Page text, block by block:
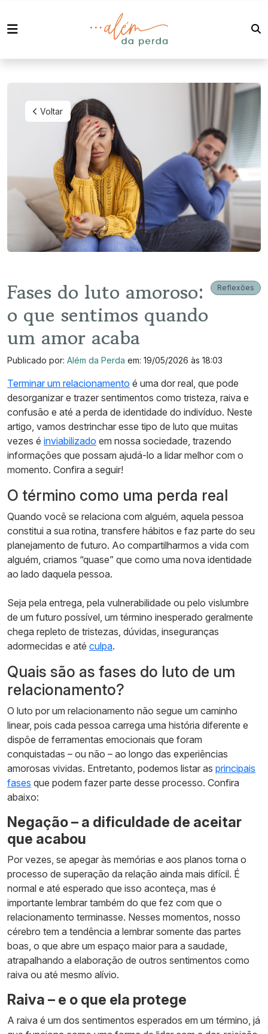
Voltar
Fases do luto amoroso:
o que sentimos quando
um amor acaba
Reflexões
Publicado por: Além da Perda em: 19/05/2026 às 18:03
Terminar um relacionamento é uma dor real, que pode
desorganizar e trazer sentimentos como tristeza, raiva e
confusão e até a perda de identidade do indivíduo. Neste
artigo, vamos destrinchar esse tipo de luto que muitas
vezes é inviabilizado em nossa sociedade, trazendo
informações que possam ajudá-lo a lidar melhor com o
momento. Confira a seguir!
O término como uma perda real
Quando você se relaciona com alguém, aquela pessoa
constitui a sua rotina, transfere hábitos e faz parte do seu
planejamento de futuro. Ao compartilharmos a vida com
alguém, criamos “quase” que como uma nova identidade
ao lado daquela pessoa.
Seja pela entrega, pela vulnerabilidade ou pelo vislumbre
de um futuro possível, um término inesperado geralmente
chega repleto de tristezas, dúvidas, inseguranças
adormecidas e até culpa.
Quais são as fases do luto de um
relacionamento?
O luto por um relacionamento não segue um caminho
linear, pois cada pessoa carrega uma história diferente e
dispõe de ferramentas emocionais que foram
conquistadas – ou não – ao longo das experiências
amorosas vividas. Entretanto, podemos listar as principais
fases que podem fazer parte desse processo. Confira
abaixo:
Negação – a dificuldade de aceitar
que acabou
Por vezes, se apegar às memórias e aos planos torna o
processo de superação da relação ainda mais difícil. É
normal e até esperado que isso aconteça, mas é
importante lembrar também do que fez com que o
relacionamento terminasse. Nesses momentos, nosso
cérebro tem a tendência a lembrar somente das partes
boas, o que abre um espaço maior para a saudade,
atrapalhando a elaboração de outros sentimentos como
raiva ou até mesmo alívio.
Raiva – e o que ela protege
A raiva é um dos sentimentos esperados em um término, já